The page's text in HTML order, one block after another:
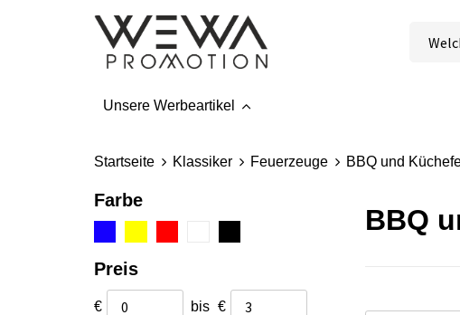
Unsere Werbeartikel
Startseite Klassiker Feuerzeuge BBQ und
Farbe
Preis
€ bis €
BBQ